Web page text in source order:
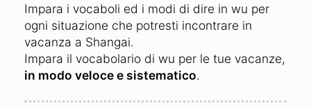
Impara i vocaboli ed i modi di dire in wu per
ogni situazione che potresti incontrare in
vacanza a Shangai.
Impara il vocabolario di wu per le tue vacanze,
in modo veloce e sistematico.